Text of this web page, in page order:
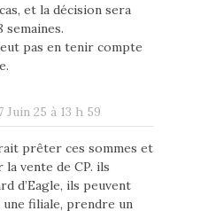
et la décision sera
semaines.
pas en tenir compte
Juin 25 à 13 h 59
prêter ces sommes et
vente de CP. ils
d’Eagle, ils peuvent
filiale, prendre un